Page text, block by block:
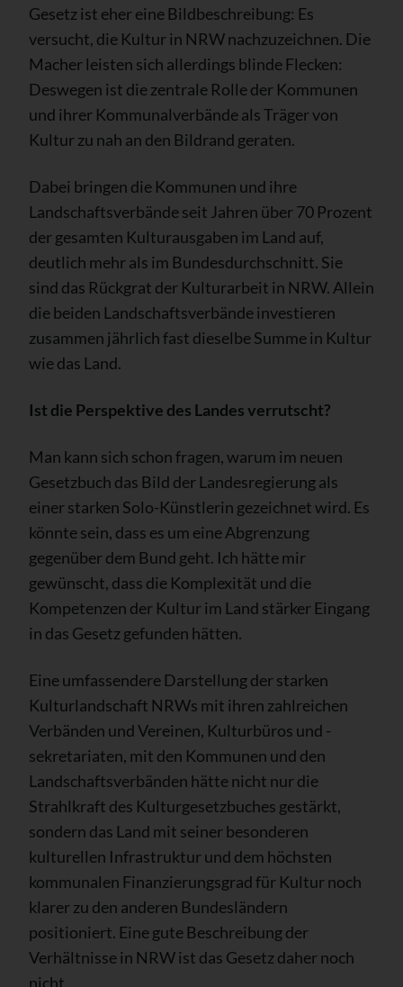
Gesetz ist eher eine Bildbeschreibung: Es
versucht, die Kultur in NRW nachzuzeichnen. Die
Macher leisten sich allerdings blinde Flecken:
Deswegen ist die zentrale Rolle der Kommunen
und ihrer Kommunalverbände als Träger von
Kultur zu nah an den Bildrand geraten.
Dabei bringen die Kommunen und ihre
Landschaftsverbände seit Jahren über 70 Prozent
der gesamten Kulturausgaben im Land auf,
deutlich mehr als im Bundesdurchschnitt. Sie
sind das Rückgrat der Kulturarbeit in NRW. Allein
die beiden Landschaftsverbände investieren
zusammen jährlich fast dieselbe Summe in Kultur
wie das Land.
Ist die Perspektive des Landes verrutscht?
Man kann sich schon fragen, warum im neuen
Gesetzbuch das Bild der Landesregierung als
einer starken Solo-Künstlerin gezeichnet wird. Es
könnte sein, dass es um eine Abgrenzung
gegenüber dem Bund geht. Ich hätte mir
gewünscht, dass die Komplexität und die
Kompetenzen der Kultur im Land stärker Eingang
in das Gesetz gefunden hätten.
Eine umfassendere Darstellung der starken
Kulturlandschaft NRWs mit ihren zahlreichen
Verbänden und Vereinen, Kulturbüros und -
sekretariaten, mit den Kommunen und den
Landschaftsverbänden hätte nicht nur die
Strahlkraft des Kulturgesetzbuches gestärkt,
sondern das Land mit seiner besonderen
kulturellen Infrastruktur und dem höchsten
kommunalen Finanzierungsgrad für Kultur noch
klarer zu den anderen Bundesländern
positioniert. Eine gute Beschreibung der
Verhältnisse in NRW ist das Gesetz daher noch
nicht.